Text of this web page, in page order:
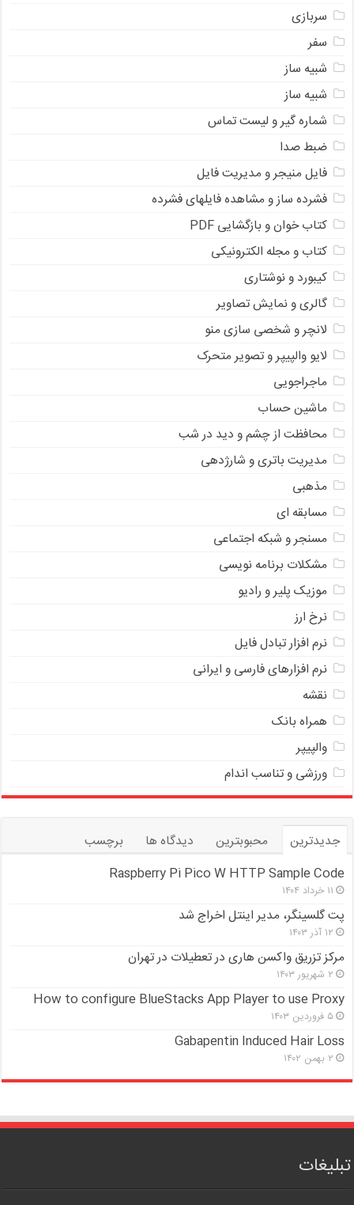
سربازی
سفر
شبیه ساز
شبیه ساز
شماره گیر و لیست تماس
ضبط صدا
فایل منیجر و مدیریت فایل
فشرده ساز و مشاهده فایلهای فشرده
کتاب خوان و بازگشایی PDF
کتاب و مجله الکترونیکی
کیبورد و نوشتاری
گالری و نمایش تصاویر
لانچر و شخصی سازی منو
لایو والپیپر و تصویر متحرک
ماجراجویی
ماشین حساب
محافظت از چشم و دید در شب
مدیریت باتری و شارژدهی
مذهبی
مسابقه ای
مسنجر و شبکه اجتماعی
مشکلات برنامه نویسی
موزیک پلیر و رادیو
نرخ ارز
ﻧﺮﻡ ﺍﻓﺰﺍﺭ ﺗﺒﺎﺩﻝ ﻓﺎﻳﻞ
نرم افزارهای فارسی و ایرانی
نقشه
همراه بانک
والپیپر
ورزشی و تناسب اندام
جدیدترین محبوبترین دیدگاه ها
برچسب
Raspberry Pi Pico W HTTP Sample Code
۱۱ خرداد ۱۴۰۴
پت گلسینگر، مدیر اینتل اخراج شد
۱۲ آذر ۱۴۰۳
مرکز تزریق واکسن هاری در تعطیلات در تهران
۲ شهریور ۱۴۰۳
How to configure BlueStacks App Player to use Proxy
۵ فروردین ۱۴۰۳
Gabapentin Induced Hair Loss
۲ بهمن ۱۴۰۲
تبلیغات